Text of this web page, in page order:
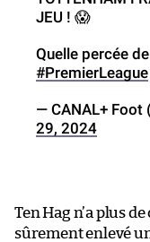
JEU ! 😱
Quelle percée
#PremierLeague
— CANAL+ Foot
29, 2024
Ten Hag n’a plus
sûrement enlevé